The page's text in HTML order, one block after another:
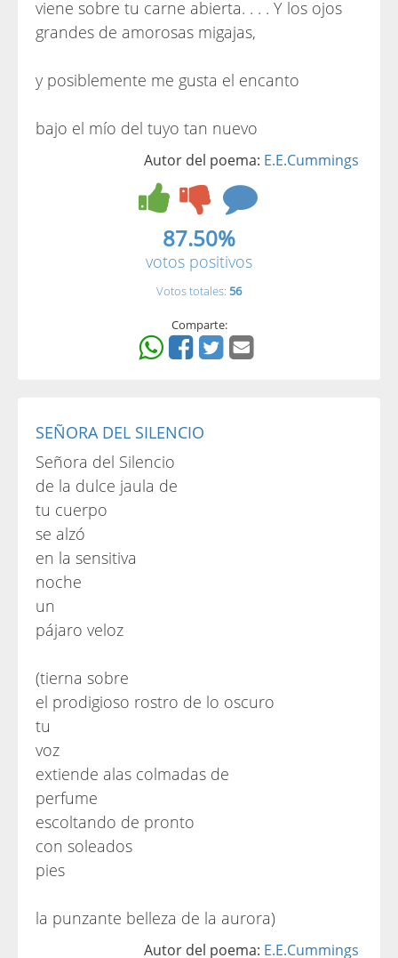
viene sobre tu carne abierta. . . . Y los ojos
grandes de amorosas migajas,
y posiblemente me gusta el encanto
bajo el mío del tuyo tan nuevo
Autor del poema: E.E.Cummings
87.50%
votos positivos
Votos totales: 56
Comparte:
SEÑORA DEL SILENCIO
Señora del Silencio
de la dulce jaula de
tu cuerpo
se alzó
en la sensitiva
noche
un
pájaro veloz
(tierna sobre
el prodigioso rostro de lo oscuro
tu
voz
extiende alas colmadas de
perfume
escoltando de pronto
con soleados
pies
la punzante belleza de la aurora)
Autor del poema: E.E.Cummings